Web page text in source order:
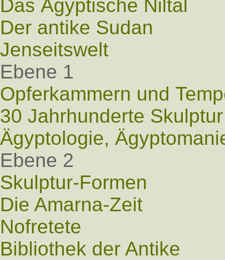
Das Ägyptische Niltal
Der antike Sudan
Jenseitswelt
Ebene 1
Opferkammern und
30 Jahrhunderte Skulptur
Ägyptologie,
Ebene 2
Skulptur-Formen
Die Amarna-Zeit
Nofretete
Bibliothek der Antike